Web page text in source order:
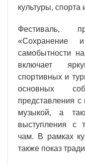
культуры, спорта
Фестиваль,
«Сохранение и
самобытности
включает
спортивных и
основных
представления
музыкой, а
выступления с
чам. В рамках
также показ